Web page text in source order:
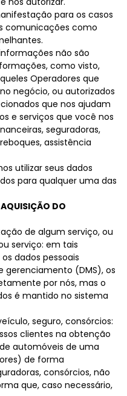
para os casos
comunicações como
não são
como visto,
Operadores que
negócio, ou autorizados
que nos ajudam
e serviços que você nos
seguradoras,
assistência
utilizar seus dados
para qualquer uma das
DO
de algum serviço, ou
serviço: em tais
dados pessoais
gerenciamento (DMS), os
por nós, mas o
é mantido no sistema
seguro, consórcios:
clientes na obtenção
automóveis de uma
de forma
consórcios, não
que, caso necessário,